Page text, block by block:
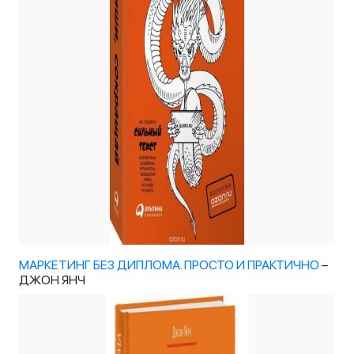
МАРКЕТИНГ БЕЗ ДИПЛОМА. ПРОСТО И ПРАКТИЧНО –
ДЖОН ЯНЧ